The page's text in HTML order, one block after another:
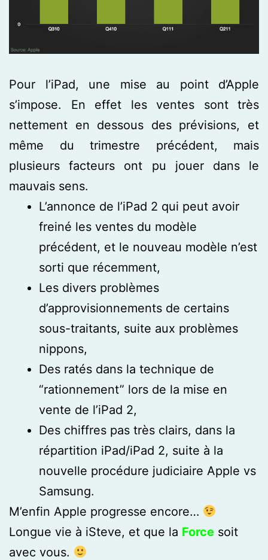
Pour l’iPad, une mise au point d’Apple
s’impose. En effet les ventes sont très
nettement en dessous des prévisions, et
même du trimestre précédent, mais
plusieurs facteurs ont pu jouer dans le
mauvais sens.
L’annonce de l’iPad 2 qui peut avoir
freiné les ventes du modèle
précédent, et le nouveau modèle n’est
sorti que récemment,
Les divers problèmes
d’approvisionnements de certains
sous-traitants, suite aux problèmes
nippons,
Des ratés dans la technique de
“rationnement” lors de la mise en
vente de l’iPad 2,
Des chiffres pas très clairs, dans la
répartition iPad/iPad 2, suite à la
nouvelle procédure judiciaire Apple vs
Samsung.
M’enfin Apple progresse encore…
Longue vie à iSteve, et que la Force soit
avec vous.